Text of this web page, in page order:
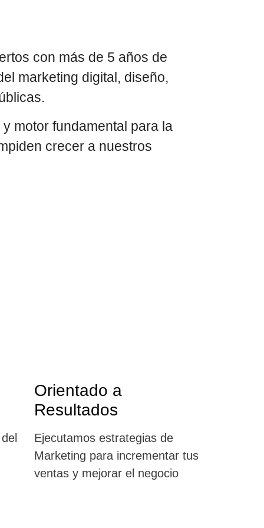
con más de 5 años de
marketing digital, diseño,
motor fundamental para la
crecer a nuestros
Orientado a
Resultados
Ejecutamos estrategias de
Marketing para incrementar tus
ventas y mejorarel negocio